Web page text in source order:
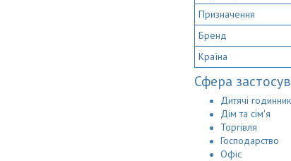
Призначення
Бренд
Країна
Сфера
Дитячі
Дім та сім'я
Торгівля
Господарство
Офіс